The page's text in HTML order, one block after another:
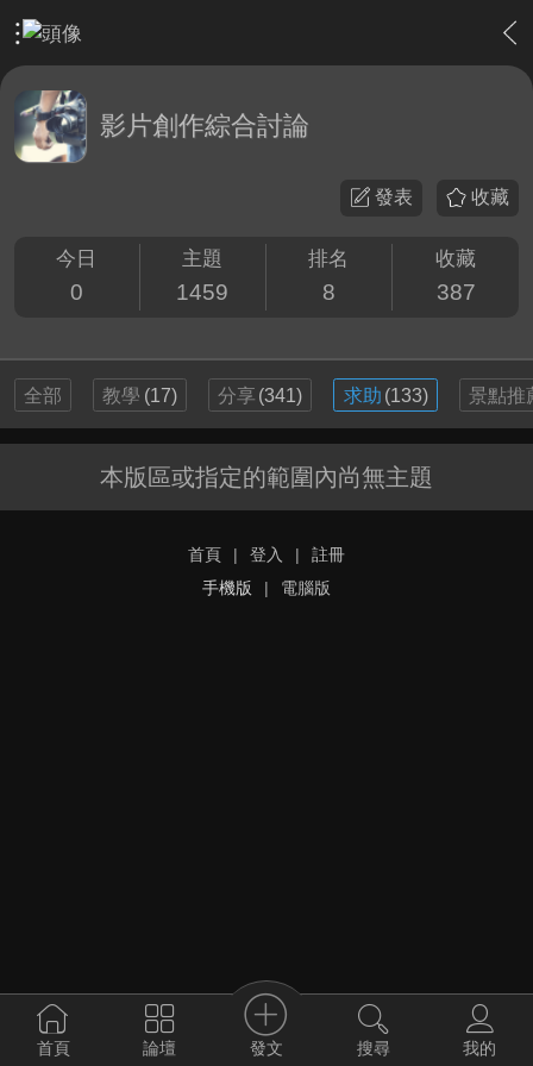
影片創作區 › 影片創作綜合討論
影片創作綜合討論
收藏
發表
今日
0
主題
1459
排名
8
收藏
387
全部 教學 (17) 分享 (341) 求助 (133) 景點推
本版區或指定的範圍內尚無主題
首頁 | 登入 |
註冊
手機版
| 電腦版
首頁 論壇 發文 搜尋 我的